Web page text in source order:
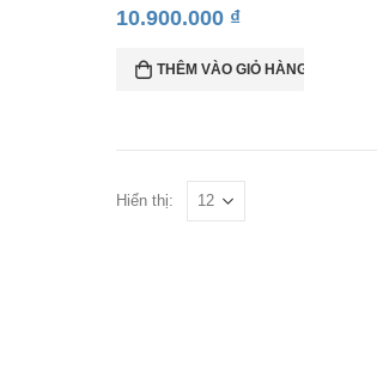
10.900.000 ₫
THÊM VÀO GIỎ HÀNG
Hiển thị: